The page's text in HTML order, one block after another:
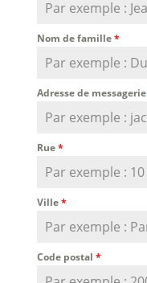
Nom de famille*
Adresse de messagerie
Rue*
Ville*
Code postal *